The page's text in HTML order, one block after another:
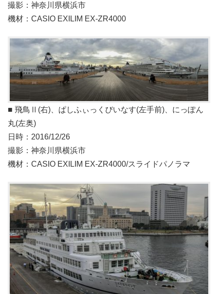
撮影：神奈川県横浜市
機材：CASIO EXILIM EX-ZR4000
■ 飛鳥Ⅱ(右)、ぱしふぃっくびいなす(左手前)、にっぽん
丸(左奥)
日時：2016/12/26
撮影：神奈川県横浜市
機材：CASIO EXILIM EX-ZR4000/スライドパノラマ